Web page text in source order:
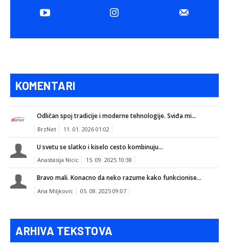
KOMENTARI
Odličan spoj tradicije i moderne tehnologije. Sviđa mi...
BrzNet 11. 01. 2026 01:02
U svetu se slatko i kiselo cesto kombinuju...
Anastasija Nicic 15. 09. 2025 10:38
Bravo mali. Konacno da neko razume kako funkcionise...
Ana Miljkovic 05. 08. 2025 09:07
ARHIVA TEKSTOVA